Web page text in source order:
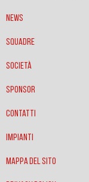
News
Squadre
Società
Sponsor
Contatti
Impianti
Mappa del sito